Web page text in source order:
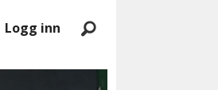
Logg inn